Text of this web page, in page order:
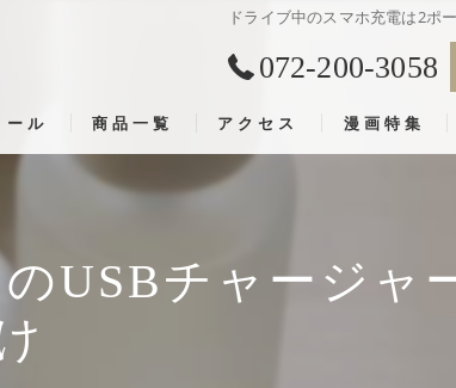
ドライブ中のスマホ充電は2ポ
072-200-3058
ール 商品一覧 アクセス
漫画特集
漫画特集
USBチャージャ